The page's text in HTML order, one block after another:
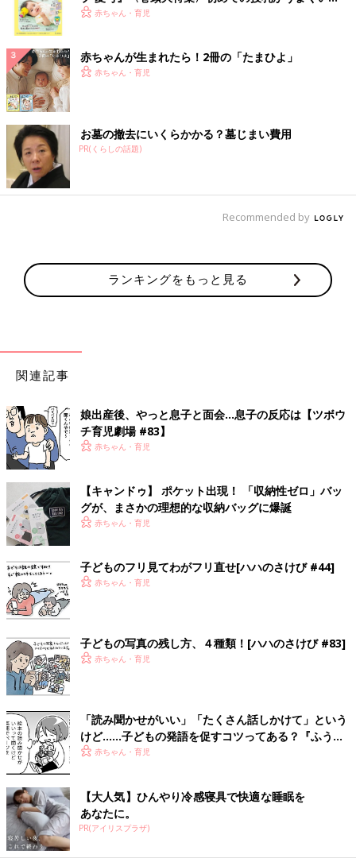
く！ おっぱい・ミルクの基本と夏のトラブル 解決テ
赤ちゃん・育児
赤ちゃんが生まれたら！2冊の「たまひよ」
赤ちゃん・育児
お墓の撤去にいくらかかる？墓じまい費用
PR(くらしの話題)
Recommended by
ランキングをもっと見る
関連記事
娘出産後、やっと息子と面会…息子の反応は【ツボウ
チ育児劇場 #83】
赤ちゃん・育児
【キャンドゥ】 ポケット出現！ 「収納性ゼロ」バッ
グが、まさかの理想的な収納バッグに爆誕
赤ちゃん・育児
子どものフリ見てわがフリ直せ[ハハのさけび #44]
赤ちゃん・育児
子どもの写真の残し方、４種類！[ハハのさけび #83]
赤ちゃん・育児
「読み聞かせがいい」「たくさん話しかけて」という
けど……子どもの発語を促すコツってある？『ふうふ
う子育て ＃64』
赤ちゃん・育児
【大人気】ひんやり冷感寝具で快適な睡眠を
あなたに。
PR(アイリスプラザ)